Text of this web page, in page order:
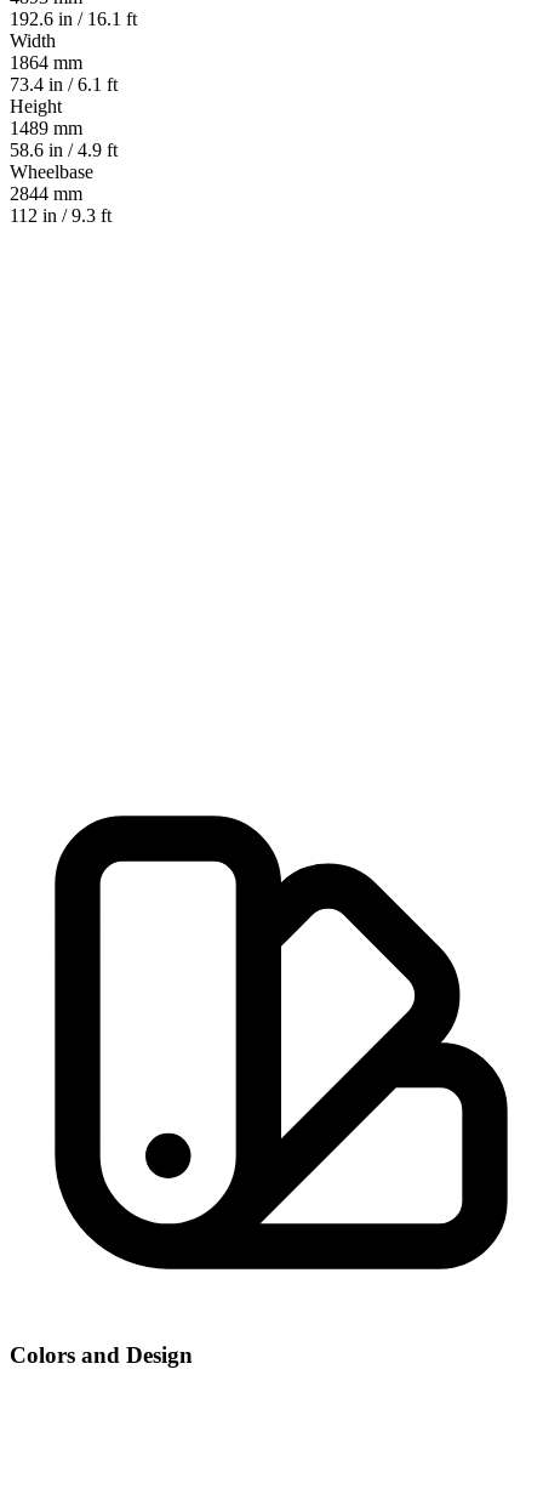
192.6 in / 16.1 ft
Width
1864 mm
73.4 in / 6.1 ft
Height
1489 mm
58.6 in / 4.9 ft
Wheelbase
2844 mm
112 in / 9.3 ft
Colors and Design